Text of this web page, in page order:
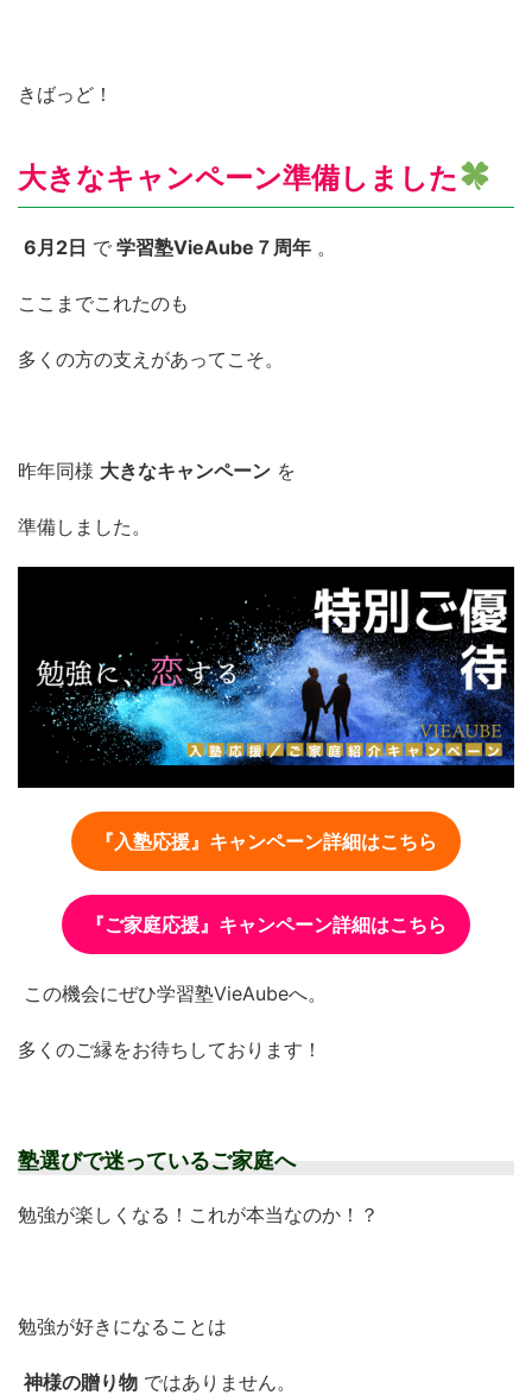
きばっど！
大きなキャンペーン準備しました
6月2日 で 学習塾VieAube７周年 。
ここまでこれたのも
多くの方の支えがあってこそ。
昨年同様 大きなキャンペーン を
準備しました。
『入塾応援』キャンペーン詳細はこちら
『ご家庭応援』キャンペーン詳細はこちら
この機会にぜひ学習塾VieAubeへ。
多くのご縁をお待ちしております！
塾選びで迷っているご家庭へ
勉強が楽しくなる！これが本当なのか！？
勉強が好きになることは
神様の贈り物 ではありません。